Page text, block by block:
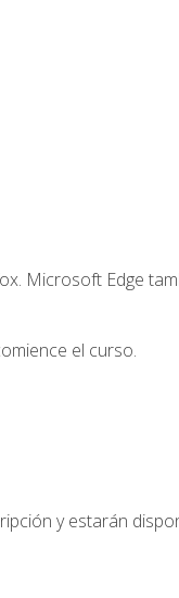
Microsoft Edge
el curso.
y estarán